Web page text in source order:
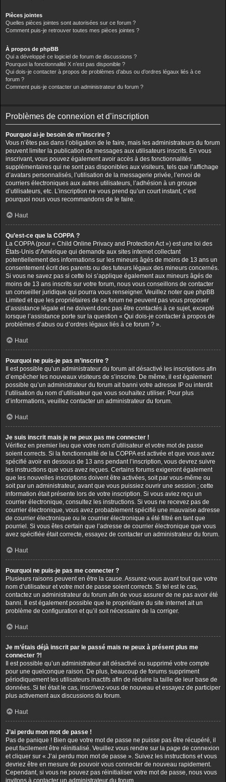
Pièces jointes
Quelles pièces jointes sont autorisées sur ce forum ?
Comment puis-je retrouver toutes mes pièces jointes ?
À propos de phpBB
Qui a développé ce logiciel de forum de discussions ?
Pourquoi la fonctionnalité X n’est pas disponible ?
Qui dois-je contacter à propos de problèmes d’abus ou d’ordres légaux liés à ce
forum ?
Comment puis-je contacter un administrateur du forum ?
Problèmes de connexion et d’inscription
Pourquoi ai-je besoin de m’inscrire ?
Vous n’êtes pas dans l’obligation de le faire, mais les administrateurs du forum
peuvent limiter la publication de messages aux utilisateurs inscrits. En vous
inscrivant, vous pouvez également avoir accès à des fonctionnalités
supplémentaires qui ne sont pas disponibles aux visiteurs, tels que l’affichage
d’avatars personnalisés, l’utilisation de la messagerie privée, l’envoi de
courriers électroniques aux autres utilisateurs, l’adhésion à un groupe
d’utilisateurs, etc. L’inscription ne vous prend qu’un court instant, c’est
pourquoi nous vous recommandons de le faire.
Haut
Qu’est-ce que la COPPA ?
La COPPA (pour « Child Online Privacy and Protection Act ») est une loi des
États-Unis d’Amérique qui demande aux sites internet collectant
potentiellement des informations sur les mineurs âgés de moins de 13 ans un
consentement écrit des parents ou des tuteurs légaux des mineurs concernés.
Si vous ne savez pas si cette loi s’applique également aux mineurs âgés de
moins de 13 ans inscrits sur votre forum, nous vous conseillons de contacter
un conseiller juridique qui pourra vous renseigner. Veuillez noter que phpBB
Limited et que les propriétaires de ce forum ne peuvent pas vous proposer
d’assistance légale et ne doivent donc pas être contactés à ce sujet, excepté
lorsque l’assistance porte sur la question « Qui dois-je contacter à propos de
problèmes d’abus ou d’ordres légaux liés à ce forum ? ».
Haut
Pourquoi ne puis-je pas m’inscrire ?
Il est possible qu’un administrateur du forum ait désactivé les inscriptions afin
d’empêcher les nouveaux visiteurs de s’inscrire. De même, il est également
possible qu’un administrateur du forum ait banni votre adresse IP ou interdit
l’utilisation du nom d’utilisateur que vous souhaitez utiliser. Pour plus
d’informations, veuillez contacter un administrateur du forum.
Haut
Je suis inscrit mais je ne peux pas me connecter !
Vérifiez en premier lieu que votre nom d’utilisateur et votre mot de passe
soient corrects. Si la fonctionnalité de la COPPA est activée et que vous avez
spécifié avoir en dessous de 13 ans pendant l’inscription, vous devrez suivre
les instructions que vous avez reçues. Certains forums exigeront également
que les nouvelles inscriptions doivent être activées, soit par vous-même ou
soit par un administrateur, avant que vous puissiez ouvrir une session ; cette
information était présente lors de votre inscription. Si vous aviez reçu un
courrier électronique, consultez les instructions. Si vous ne recevez pas de
courrier électronique, vous avez probablement spécifié une mauvaise adresse
de courrier électronique ou le courrier électronique a été filtré en tant que
pourriel. Si vous êtes certain que l’adresse de courrier électronique que vous
avez spécifiée était correcte, essayez de contacter un administrateur du forum.
Haut
Pourquoi ne puis-je pas me connecter ?
Plusieurs raisons peuvent en être la cause. Assurez-vous avant tout que votre
nom d’utilisateur et votre mot de passe soient corrects. Si tel est le cas,
contactez un administrateur du forum afin de vous assurer de ne pas avoir été
banni. Il est également possible que le propriétaire du site internet ait un
problème de configuration et qu’il soit nécessaire de la corriger.
Haut
Je m’étais déjà inscrit par le passé mais ne peux à présent plus me
connecter ?!
Il est possible qu’un administrateur ait désactivé ou supprimé votre compte
pour une quelconque raison. De plus, beaucoup de forums suppriment
périodiquement les utilisateurs inactifs afin de réduire la taille de leur base de
données. Si tel était le cas, inscrivez-vous de nouveau et essayez de participer
plus activement aux discussions du forum.
Haut
J’ai perdu mon mot de passe !
Pas de panique ! Bien que votre mot de passe ne puisse pas être récupéré, il
peut facilement être réinitialisé. Veuillez vous rendre sur la page de connexion
et cliquer sur « J’ai perdu mon mot de passe ». Suivez les instructions et vous
devriez être en mesure de pouvoir vous connecter de nouveau rapidement.
Cependant, si vous ne pouvez pas réinitialiser votre mot de passe, nous vous
invitons à contacter un administrateur du forum.